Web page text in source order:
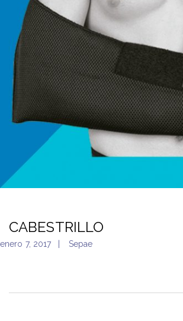
CABESTRILLO
enero 7, 2017 Sepae